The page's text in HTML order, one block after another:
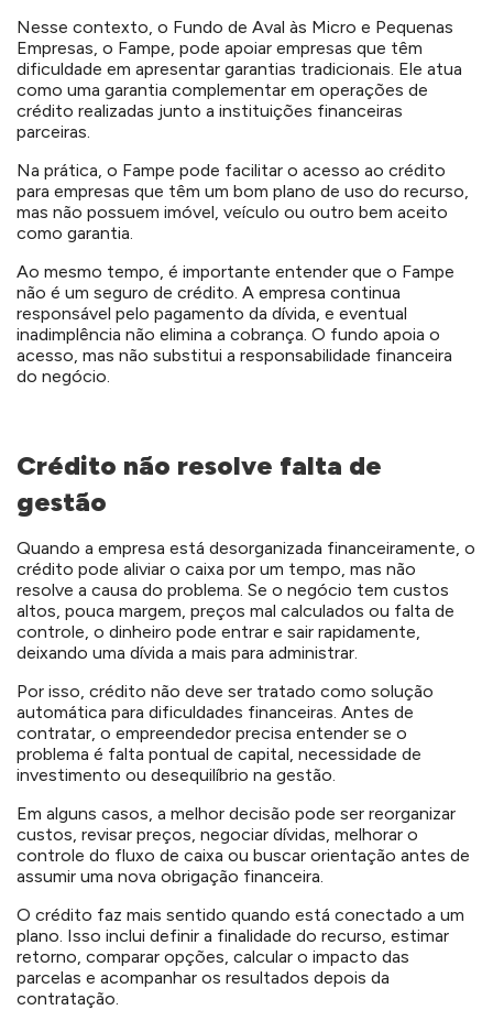
Nesse contexto, o Fundo de Aval às Micro e Pequenas
Empresas, o Fampe, pode apoiar empresas que têm
dificuldade em apresentar garantias tradicionais. Ele atua
como uma garantia complementar em operações de
crédito realizadas junto a instituições financeiras
parceiras.
Na prática, o Fampe pode facilitar o acesso ao crédito
para empresas que têm um bom plano de uso do recurso,
mas não possuem imóvel, veículo ou outro bem aceito
como garantia.
Ao mesmo tempo, é importante entender que o Fampe
não é um seguro de crédito. A empresa continua
responsável pelo pagamento da dívida, e eventual
inadimplência não elimina a cobrança. O fundo apoia o
acesso, mas não substitui a responsabilidade financeira
do negócio.
Crédito não resolve falta de
gestão
Quando a empresa está desorganizada financeiramente, o
crédito pode aliviar o caixa por um tempo, mas não
resolve a causa do problema. Se o negócio tem custos
altos, pouca margem, preços mal calculados ou falta de
controle, o dinheiro pode entrar e sair rapidamente,
deixando uma dívida a mais para administrar.
Por isso, crédito não deve ser tratado como solução
automática para dificuldades financeiras. Antes de
contratar, o empreendedor precisa entender se o
problema é falta pontual de capital, necessidade de
investimento ou desequilíbrio na gestão.
Em alguns casos, a melhor decisão pode ser reorganizar
custos, revisar preços, negociar dívidas, melhorar o
controle do fluxo de caixa ou buscar orientação antes de
assumir uma nova obrigação financeira.
O crédito faz mais sentido quando está conectado a um
plano. Isso inclui definir a finalidade do recurso, estimar
retorno, comparar opções, calcular o impacto das
parcelas e acompanhar os resultados depois da
contratação.